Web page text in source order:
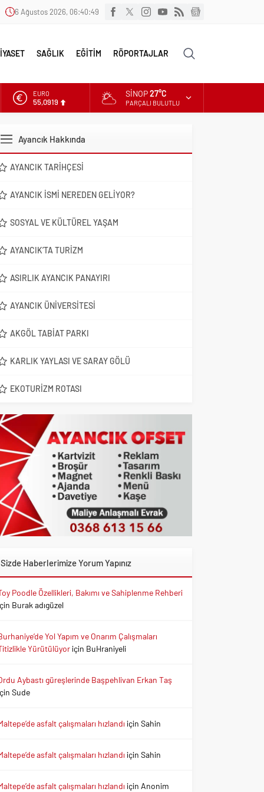
6 Ağustos 2026, 06:40:50
SAĞLIK EĞİTİM RÖPORTAJLAR
ALTIN
6.525,81
EURO
SINOP27°C
PARÇALI BULUTLU
Ayancık Hakkında
AYANCIK TARIHÇESI
AYANCIK İSMI NEREDEN GELIYOR?
SOSYAL VE KÜLTÜREL YAŞAM
AYANCIK’TA TURIZM
ASIRLIK AYANCIK PANAYIRI
AYANCIK ÜNIVERSITESI
AKGÖL TABIAT PARKI
KARLIK YAYLASI VE SARAY GÖLÜ
EKOTURIZM ROTASI
Sizde Haberlerimize Yorum Yapınız
Poodle Özellikleri, Bakımı ve Sahiplenme Rehberi
Burak adıgüzel
Yol Yapım ve Onarım Çalışmaları
Yürütülüyoriçin BuHraniyeli
Aybastı güreşlerinde Başpehlivan Erkan Taş
Sude
asfalt çalışmaları hızlandı içinSahin
asfalt çalışmaları hızlandı içinSahin
asfalt çalışmaları hızlandı için Anonim